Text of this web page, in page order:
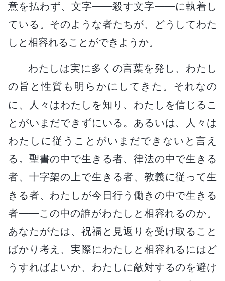
意を払わず、文字――殺す文字――に執着し
ている。そのような者たちが、どうしてわた
しと相容れることができようか。
わたしは実に多くの言葉を発し、わたし
の旨と性質も明らかにしてきた。それなの
に、人々はわたしを知り、わたしを信じるこ
とがいまだできずにいる。あるいは、人々は
わたしに従うことがいまだできないと言え
る。聖書の中で生きる者、律法の中で生きる
者、十字架の上で生きる者、教義に従って生
きる者、わたしが今日行う働きの中で生きる
者――この中の誰がわたしと相容れるのか。
あなたがたは、祝福と見返りを受け取ること
ばかり考え、実際にわたしと相容れるにはど
うすればよいか、わたしに敵対するのを避け